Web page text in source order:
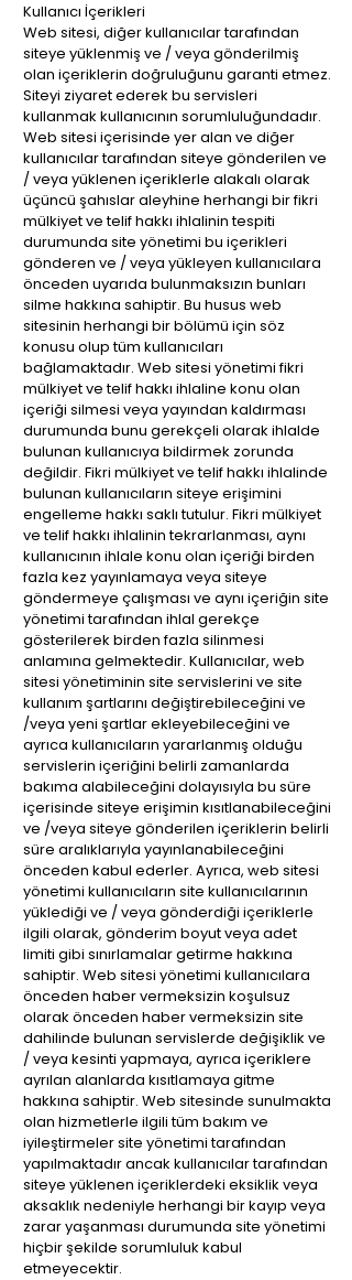
Kullanıcı İçerikleri
Web sitesi, diğer kullanıcılar tarafından
siteye yüklenmiş ve / veya gönderilmiş
olan içeriklerin doğruluğunu garanti etmez.
Siteyi ziyaret ederek bu servisleri
kullanmak kullanıcının sorumluluğundadır.
Web sitesi içerisinde yer alan ve diğer
kullanıcılar tarafından siteye gönderilen ve
/ veya yüklenen içeriklerle alakalı olarak
üçüncü şahıslar aleyhine herhangi bir fikri
mülkiyet ve telif hakkı ihlalinin tespiti
durumunda site yönetimi bu içerikleri
gönderen ve / veya yükleyen kullanıcılara
önceden uyarıda bulunmaksızın bunları
silme hakkına sahiptir. Bu husus web
sitesinin herhangi bir bölümü için söz
konusu olup tüm kullanıcıları
bağlamaktadır. Web sitesi yönetimi fikri
mülkiyet ve telif hakkı ihlaline konu olan
içeriği silmesi veya yayından kaldırması
durumunda bunu gerekçeli olarak ihlalde
bulunan kullanıcıya bildirmek zorunda
değildir. Fikri mülkiyet ve telif hakkı ihlalinde
bulunan kullanıcıların siteye erişimini
engelleme hakkı saklı tutulur. Fikri mülkiyet
ve telif hakkı ihlalinin tekrarlanması, aynı
kullanıcının ihlale konu olan içeriği birden
fazla kez yayınlamaya veya siteye
göndermeye çalışması ve aynı içeriğin site
yönetimi tarafından ihlal gerekçe
gösterilerek birden fazla silinmesi
anlamına gelmektedir. Kullanıcılar, web
sitesi yönetiminin site servislerini ve site
kullanım şartlarını değiştirebileceğini ve
/veya yeni şartlar ekleyebileceğini ve
ayrıca kullanıcıların yararlanmış olduğu
servislerin içeriğini belirli zamanlarda
bakıma alabileceğini dolayısıyla bu süre
içerisinde siteye erişimin kısıtlanabileceğini
ve /veya siteye gönderilen içeriklerin belirli
süre aralıklarıyla yayınlanabileceğini
önceden kabul ederler. Ayrıca, web sitesi
yönetimi kullanıcıların site kullanıcılarının
yüklediği ve / veya gönderdiği içeriklerle
ilgili olarak, gönderim boyut veya adet
limiti gibi sınırlamalar getirme hakkına
sahiptir. Web sitesi yönetimi kullanıcılara
önceden haber vermeksizin koşulsuz
olarak önceden haber vermeksizin site
dahilinde bulunan servislerde değişiklik ve
/ veya kesinti yapmaya, ayrıca içeriklere
ayrılan alanlarda kısıtlamaya gitme
hakkına sahiptir. Web sitesinde sunulmakta
olan hizmetlerle ilgili tüm bakım ve
iyileştirmeler site yönetimi tarafından
yapılmaktadır ancak kullanıcılar tarafından
siteye yüklenen içeriklerdeki eksiklik veya
aksaklık nedeniyle herhangi bir kayıp veya
zarar yaşanması durumunda site yönetimi
hiçbir şekilde sorumluluk kabul
etmeyecektir.